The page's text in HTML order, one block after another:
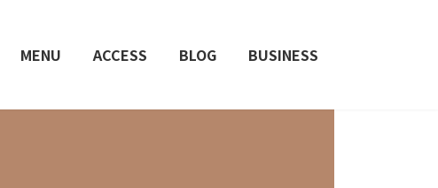
MENU ACCESS BLOG BUSINESS